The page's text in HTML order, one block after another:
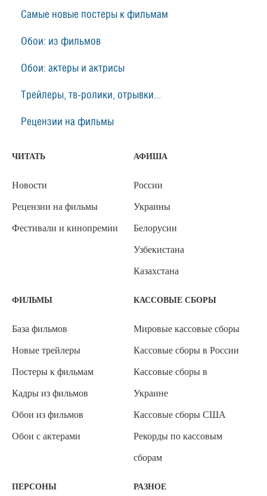
Самые новые постеры к фильмам
Обои: из фильмов
Обои: актеры и актрисы
Трейлеры, тв-ролики, отрывки...
Рецензии на фильмы
ЧИТАТЬ
Новости
Рецензии на фильмы
Фестивали и кинопремии
АФИША
России
Украины
Белорусии
Узбекистана
Казахстана
ФИЛЬМЫ
База фильмов
Новые трейлеры
Постеры к фильмам
Кадры из фильмов
Обои из фильмов
Обои с актерами
КАССОВЫЕ СБОРЫ
Мировые кассовые сборы
Кассовые сборы в России
Кассовые сборы в
Украине
Кассовые сборы США
Рекорды по кассовым
сборам
ПЕРСОНЫ РАЗНОЕ